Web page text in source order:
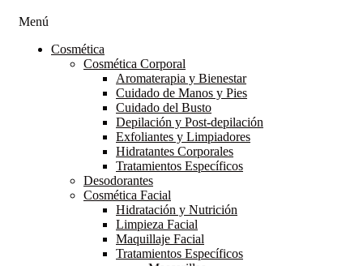
Menú
Cosmética
Cosmética Corporal
Aromaterapia y Bienestar
Cuidado de Manos y Pies
Cuidado del Busto
Depilación y Post-depilación
Exfoliantes y Limpiadores
Hidratantes Corporales
Tratamientos Específicos
Desodorantes
Cosmética Facial
Hidratación y Nutrición
Limpieza Facial
Maquillaje Facial
Tratamientos Específicos